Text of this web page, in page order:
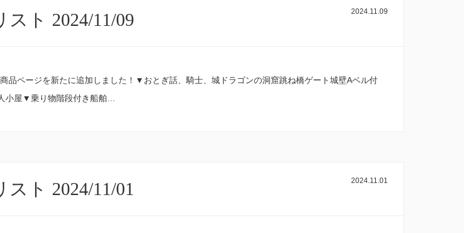
ト 2024/11/09 2024.11.09
品ページを新たに追加しました！▼おとぎ話、騎士、城ドラゴンの洞窟跳ね橋ゲート城壁Aベル付
小屋▼乗り物階段付き船舶…
ト 2024/11/01 2024.11.01